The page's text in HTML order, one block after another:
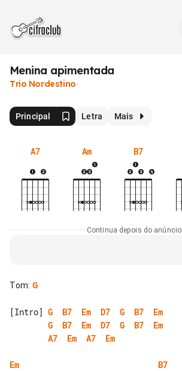
Menina apimentada
Trio Nordestino
Principal Letra Mais
A7 Am B7
Continua depois do anúncio
Tom: G
[Intro] G B7 Em D7 G B7
Em
G
B7 Em D7 G B7
Em
A7
Em A7 Em
Em
B7